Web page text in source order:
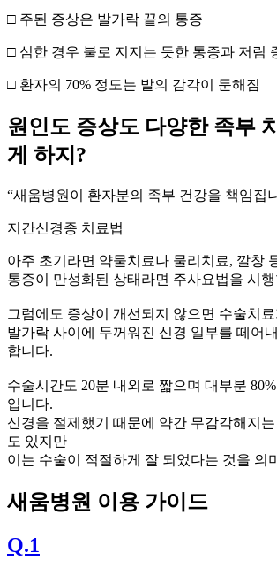
□ 주된 증상은 발가락 끝의 통증
□ 심한 경우 불로 지지는 듯한 통증과 저림
□ 환자의 70% 정도는 발의 감각이 둔해짐
원인도 증상도 다양한 족부
게 하지?
“새움병원이 환자분의 족부 건강을 책임집
지간신경종 치료법
아주 초기라면 약물치료나 물리치료, 깔창
통증이 만성화된 상태라면 주사요법을 시
그럼에도 증상이 개선되지 않으면 수술치
발가락 사이에 두꺼워진 신경 일부를 떼어
합니다.
수술시간도 20분 내외로 짧으며 대부분
입니다.
신경을 절제했기 때문에 약간 무감각해지
도 있지만
이는 수술이 적절하게 잘 되었다는 것을 의
새움병원 이용 가이드
Q.1